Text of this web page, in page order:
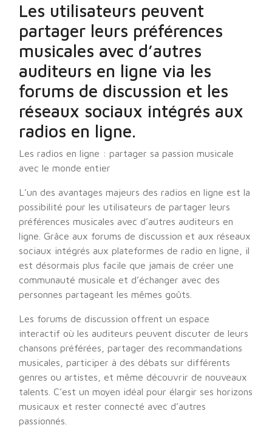
Les utilisateurs peuvent
partager leurs préférences
musicales avec d’autres
auditeurs en ligne via les
forums de discussion et les
réseaux sociaux intégrés aux
radios en ligne.
Les radios en ligne : partager sa passion musicale
avec le monde entier
L’un des avantages majeurs des radios en ligne est la
possibilité pour les utilisateurs de partager leurs
préférences musicales avec d’autres auditeurs en
ligne. Grâce aux forums de discussion et aux réseaux
sociaux intégrés aux plateformes de radio en ligne, il
est désormais plus facile que jamais de créer une
communauté musicale et d’échanger avec des
personnes partageant les mêmes goûts.
Les forums de discussion offrent un espace
interactif où les auditeurs peuvent discuter de leurs
chansons préférées, partager des recommandations
musicales, participer à des débats sur différents
genres ou artistes, et même découvrir de nouveaux
talents. C’est un moyen idéal pour élargir ses horizons
musicaux et rester connecté avec d’autres
passionnés.